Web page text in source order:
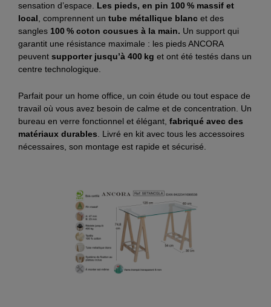
sensation d’espace. Les pieds, en pin 100 % massif et
local, comprennent un tube métallique blanc et des
sangles 100 % coton cousues à la main. Un support qui
garantit une résistance maximale : les pieds ANCORA
peuvent supporter jusqu’à 400 kg et ont été testés dans un
centre technologique.
Parfait pour un home office, un coin étude ou tout espace de
travail où vous avez besoin de calme et de concentration. Un
bureau en verre fonctionnel et élégant, fabriqué avec des
matériaux durables. Livré en kit avec tous les accessoires
nécessaires, son montage est rapide et sécurisé.